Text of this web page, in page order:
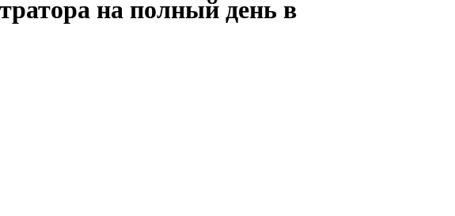
на полный день в